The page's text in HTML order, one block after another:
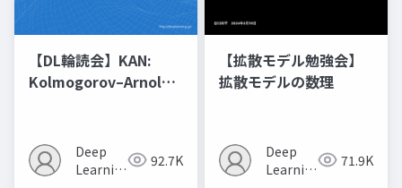
【DL輪読会】KAN:
Kolmogorov–Arnold
Deep
Learning
92.7K
【拡散モデル勉強会】
拡散モデルの数理
Deep
Learning
71.9K